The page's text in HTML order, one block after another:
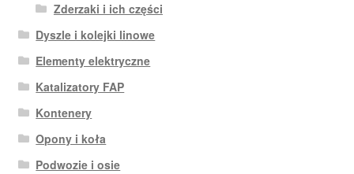
Zderzaki i ich części
Dyszle i kolejki linowe
Elementy elektryczne
Katalizatory FAP
Kontenery
Opony i koła
Podwozie i osie